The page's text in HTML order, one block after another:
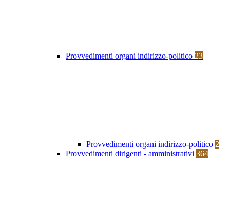
Provvedimenti organi indirizzo-politico 23
Provvedimenti organi indirizzo-politico 2
Provvedimenti dirigenti - amministrativi 364